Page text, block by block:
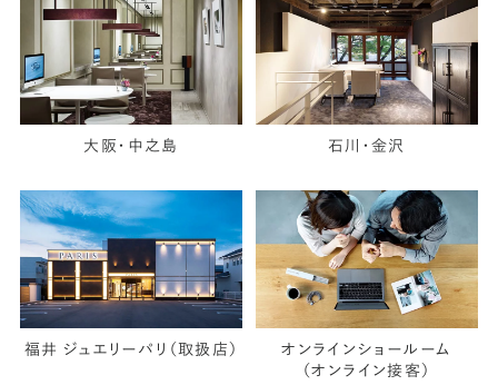
大阪・中之島 石川・金沢
福井 ジュエリーパリ（取扱店）
オンラインショールーム
（オンライン接客）